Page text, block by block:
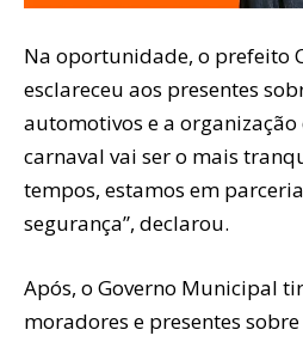
Na oportunidade, o prefeito
esclareceu aos presentes
automotivos e a organização
carnaval vai ser o mais
tempos, estamos em
segurança”, declarou.
Após, o Governo Municipal
moradores e presentes